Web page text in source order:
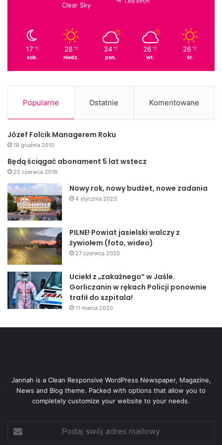
Clear Sky
17 ℃
sob.
28 ℃
niedz.
34 ℃
pon.
26 ℃
wt.
26 ℃
śr.
Popularne Ostatnie Komentowane
Józef Folcik Managerem Roku
18 grudnia 2010
Będą ściągać abonament 5 lat wstecz
25 czerwca 2016
Nowy rok, nowy budżet, nowe zadania
4 stycznia 2023
PILNE! Powiat jasielski walczy z
żywiołem (foto, wideo)
27 czerwca 2020
Uciekł z „zakaźnego” w Jaśle.
Gorliczanin w rękach Policji ponownie
trafił do szpitala!
11 marca 2020
Jannah is a Clean Responsive WordPress Newspaper, Magazine,
News and Blog theme. Packed with options that allow you to
completely customize your website to your needs.
swój